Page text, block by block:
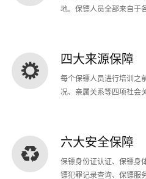
地。保镖人员全部来自于
四大来源保障
每个保镖人员进行培训之
况、亲属关系等四项社会
六大安全保障
保镖身份证认证、保镖身
镖犯罪记录查询、保镖服